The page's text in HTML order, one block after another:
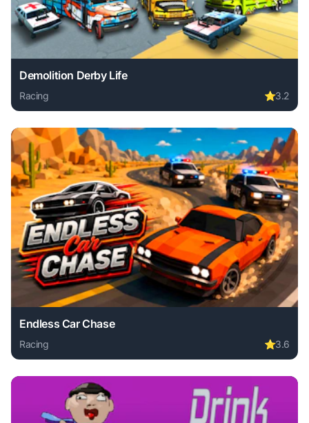
Demolition Derby Life
Racing ⭐3.2
Play Demolition Derby Life online free. racing game, no
Endless Car Chase
Racing ⭐3.6
Play Endless Car Chase online free. racing game, no